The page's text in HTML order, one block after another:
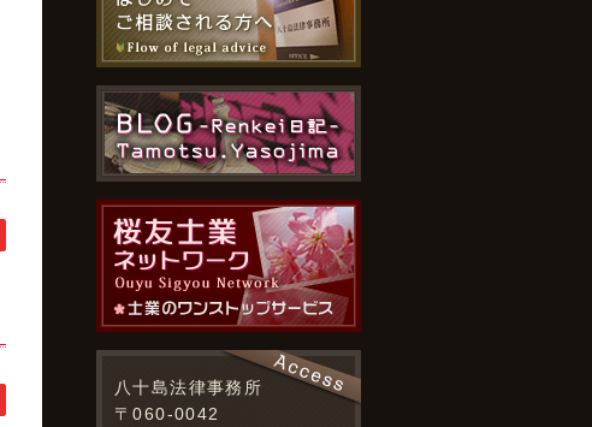
八十島法律事務所
〒060-0042